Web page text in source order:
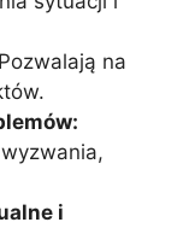
Pozwalają na
i